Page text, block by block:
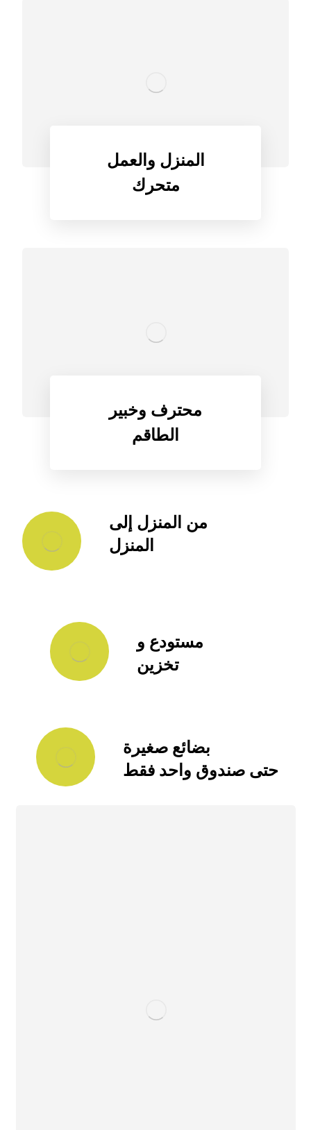
المنزل والعمل
متحرك
محترف وخبير
الطاقم
من المنزل إلى
المنزل
مستودع و
تخزين
بضائع صغيرة
حتى صندوق واحد فقط